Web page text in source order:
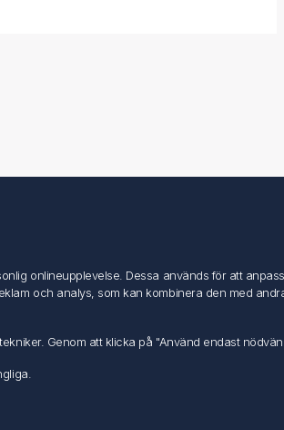
Mina ordrar
onlineupplevelse. Dessa används för att
och analys, som kan kombinera den med
Genom att klicka på "Använd endast